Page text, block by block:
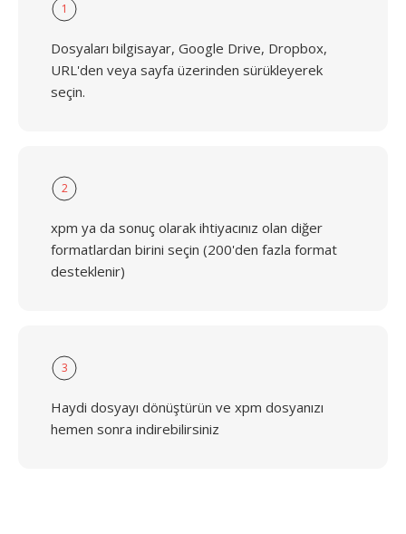
1
Dosyaları bilgisayar, Google Drive, Dropbox,
URL'den veya sayfa üzerinden sürükleyerek
seçin.
2
xpm ya da sonuç olarak ihtiyacınız olan diğer
formatlardan birini seçin (200'den fazla format
desteklenir)
3
Haydi dosyayı dönüştürün ve xpm dosyanızı
hemen sonra indirebilirsiniz